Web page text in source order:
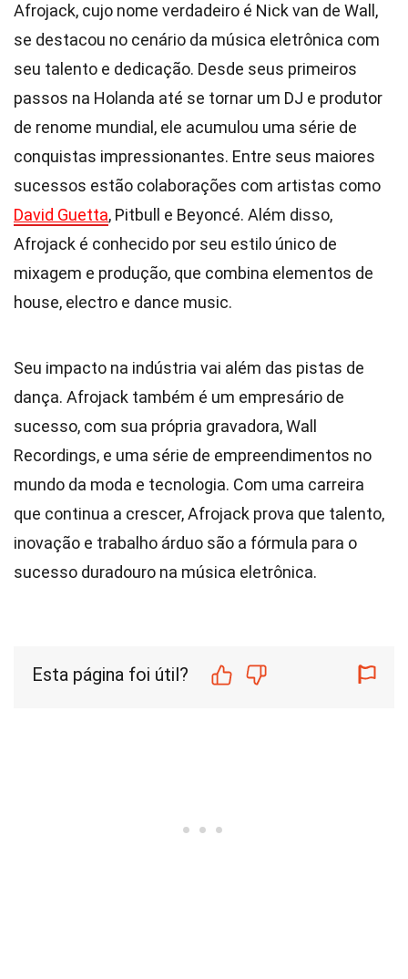
Afrojack, cujo nome verdadeiro é Nick van de Wall,
se destacou no cenário da música eletrônica com
seu talento e dedicação. Desde seus primeiros
passos na Holanda até se tornar um DJ e produtor
de renome mundial, ele acumulou uma série de
conquistas impressionantes. Entre seus maiores
sucessos estão colaborações com artistas como
David Guetta, Pitbull e Beyoncé. Além disso,
Afrojack é conhecido por seu estilo único de
mixagem e produção, que combina elementos de
house, electro e dance music.
Seu impacto na indústria vai além das pistas de
dança. Afrojack também é um empresário de
sucesso, com sua própria gravadora, Wall
Recordings, e uma série de empreendimentos no
mundo da moda e tecnologia. Com uma carreira
que continua a crescer, Afrojack prova que talento,
inovação e trabalho árduo são a fórmula para o
sucesso duradouro na música eletrônica.
Esta página foi útil?